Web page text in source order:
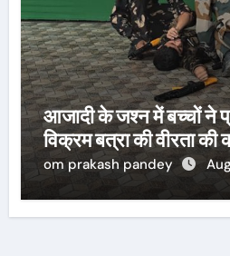
आजादी के जश्न में बच्चों ने
विक्रम बत्रा की वीरता की
om prakash pandey